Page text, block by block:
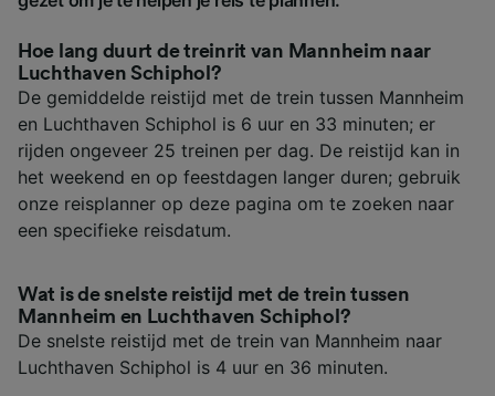
Hoe lang duurt de treinrit van Mannheim naar
Luchthaven Schiphol?
De gemiddelde reistijd met de trein tussen Mannheim
en Luchthaven Schiphol is 6 uur en 33 minuten; er
rijden ongeveer 25 treinen per dag. De reistijd kan in
het weekend en op feestdagen langer duren; gebruik
onze reisplanner op deze pagina om te zoeken naar
een specifieke reisdatum.
Wat is de snelste reistijd met de trein tussen
Mannheim en Luchthaven Schiphol?
De snelste reistijd met de trein van Mannheim naar
Luchthaven Schiphol is 4 uur en 36 minuten.